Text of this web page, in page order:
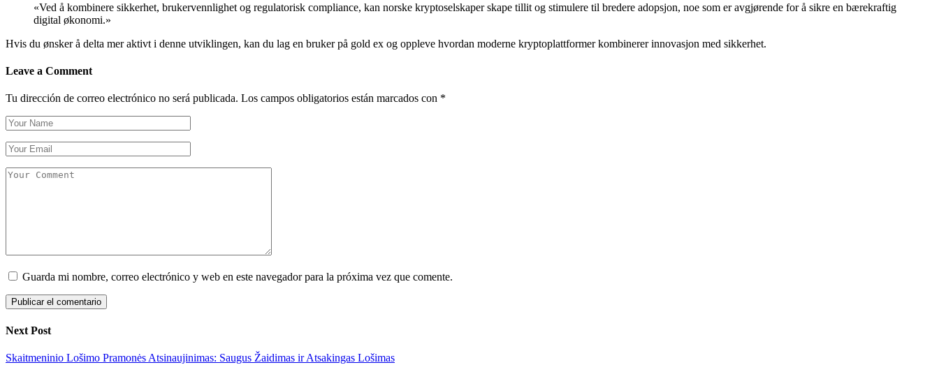
«Ved å kombinere sikkerhet, brukervennlighet og regulatorisk compliance, kan norske kryptoselskaper skape tillit og stimulere til bredere adopsjon, noe som er avgjørende for å sikre en bærekraftig
digital økonomi.»
Hvis du ønsker å delta mer aktivt i denne utviklingen, kan du lag en bruker på gold ex og oppleve hvordan moderne kryptoplattformer kombinerer innovasjon med sikkerhet.
Leave a Comment
Tu dirección de correo electrónico no será publicada. Los campos obligatorios están marcados con *
Guarda mi nombre, correo electrónico y web en este navegador para la próxima vez que comente.
Next Post
Skaitmeninio Lošimo Pramonės Atsinaujinimas: Saugus Žaidimas ir Atsakingas Lošimas